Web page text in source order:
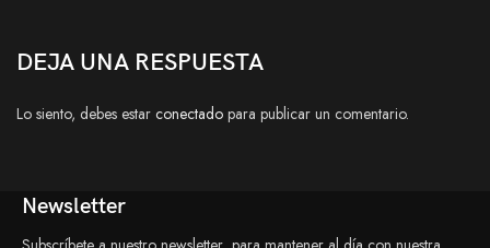
DEJA UNA RESPUESTA
Lo siento, debes estar conectado para publicar un comentario.
Newsletter